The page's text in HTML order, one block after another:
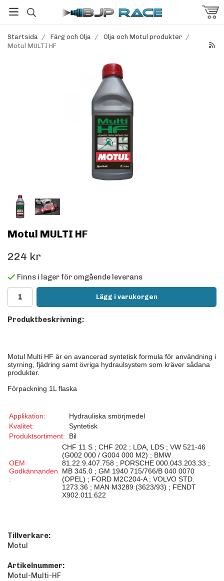
Startsida / Färg och Olja / Olja och Motul produkter /
Motul MULTI HF
Motul MULTI HF
224 kr
Finns i lager för omgående leverans
Lägg i varukorgen
Produktbeskrivning:
Motul Multi HF är en avancerad syntetisk formula för användning i
styrning, fjädring samt övriga hydraulsystem som kräver sådana
produkter.
Förpackning 1L flaska
Applikation:
Hydrauliska smörjmedel
Kvalitet:
Syntetisk
Produktsortiment:
Bil
OEM
Godkännanden
:
CHF 11 S ; CHF 202 ; LDA, LDS ; VW 521-46
(G002 000 / G004 000 M2) ; BMW
81.22.9.407.758 ; PORSCHE 000.043.203.33 ;
MB 345.0 ; GM 1940 715/766/B 040 0070
(OPEL) ; FORD M2C204-A ; VOLVO STD.
1273.36 ; MAN M3289 (3623/93) ; FENDT
X902.011.622
Tillverkare:
Motul
Artikelnummer:
Motul-Multi-HF